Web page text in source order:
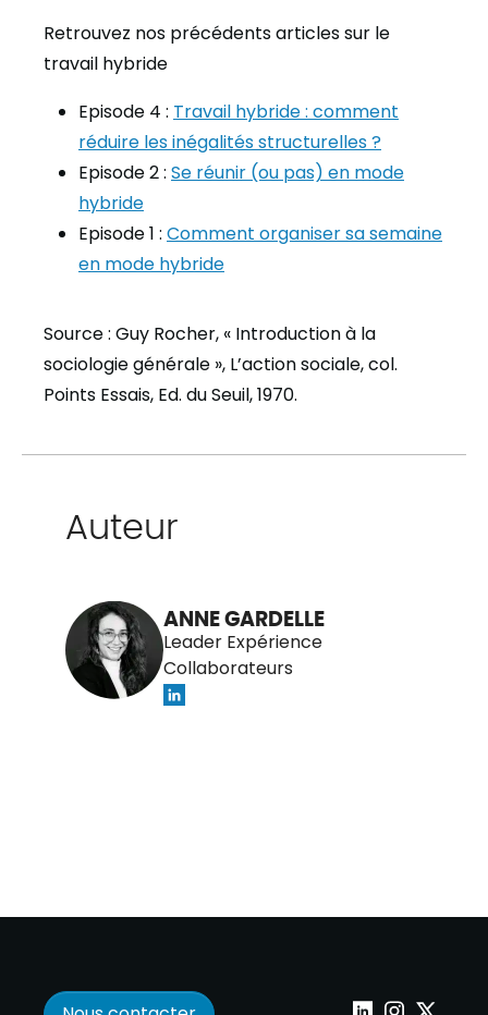
Retrouvez nos précédents articles sur le
travail hybride
Episode 4 : Travail hybride : comment
réduire les inégalités structurelles ?
Episode 2 : Se réunir (ou pas) en mode
hybride
Episode 1 : Comment organiser sa semaine
en mode hybride
Source : Guy Rocher, « Introduction à la
sociologie générale », L’action sociale, col.
Points Essais, Ed. du Seuil, 1970.
Auteur
ANNE GARDELLE
Leader Expérience
Collaborateurs